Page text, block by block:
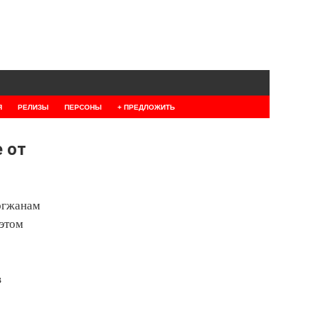
РЕЛИЗЫ ПЕРСОНЫ + ПРЕДЛОЖИТЬ
от